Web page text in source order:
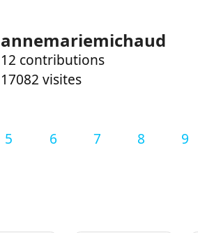
annemariemichaud
12 contributions
17082 visites
5 6 7 8 9